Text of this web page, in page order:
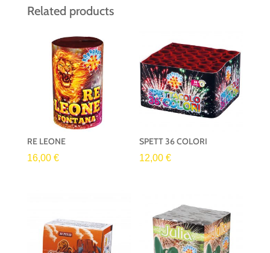
Related products
RE LEONE
16,00 €
SPETT 36 COLORI
12,00€